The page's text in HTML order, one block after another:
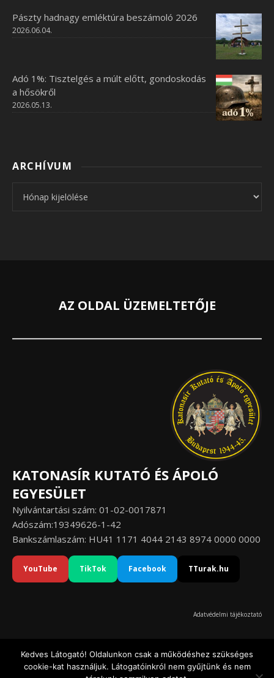
Pászty hadnagy emléktúra beszámoló 2026
2026.06.04.
Adó 1%: Tisztelgés a múlt előtt, gondoskodás
a hősökről
2026.05.13.
ARCHÍVUM
AZ OLDAL ÜZEMELTETŐJE
KATONASÍR KUTATÓ ÉS ÁPOLÓ
EGYESÜLET
Nyilvántartási szám: 01-02-0017871
Adószám:19349626-1-42
Bankszámlaszám: HU41 1171 4044 2143 8974 0000 0000
YouTube TikTok Facebook TTurak.hu
Adatvédelmi tájékoztató
Kedves Látogató! Oldalunkon csak a működéshez szükséges
cookie-kat használjuk. Látogatóinkról nem gyűjtünk és nem